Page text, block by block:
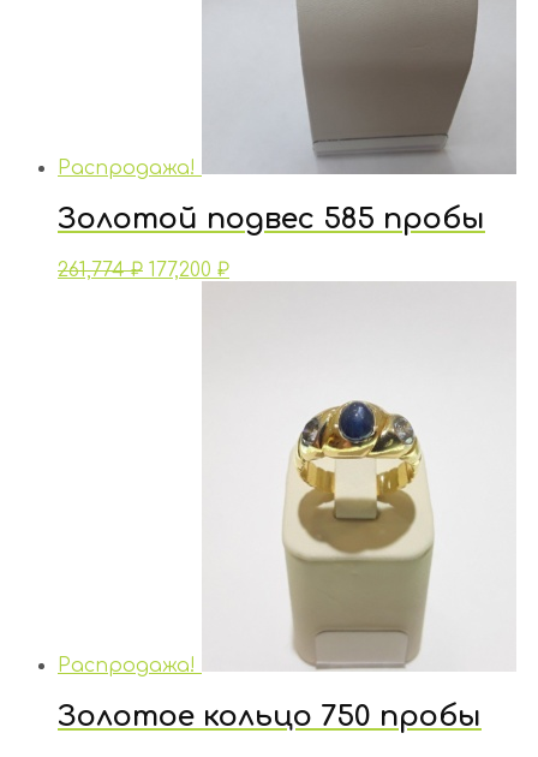
Распродажа!
Золотой подвес 585 пробы
261,774₽ 177,200 ₽
Распродажа!
Золотое кольцо 750 пробы